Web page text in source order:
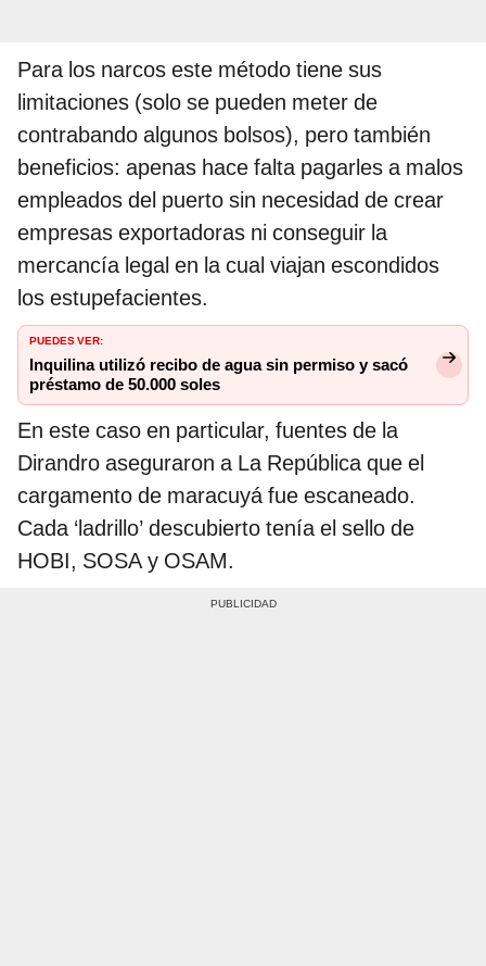
Para los narcos este método tiene sus
limitaciones (solo se pueden meter de
contrabando algunos bolsos), pero también
beneficios: apenas hace falta pagarles a malos
empleados del puerto sin necesidad de crear
empresas exportadoras ni conseguir la
mercancía legal en la cual viajan escondidos
los estupefacientes.
PUEDES VER:
Inquilina utilizó recibo de agua sin permiso y sacó
préstamo de 50.000 soles
En este caso en particular, fuentes de la
Dirandro aseguraron a La República que el
cargamento de maracuyá fue escaneado.
Cada ‘ladrillo’ descubierto tenía el sello de
HOBI, SOSA y OSAM.